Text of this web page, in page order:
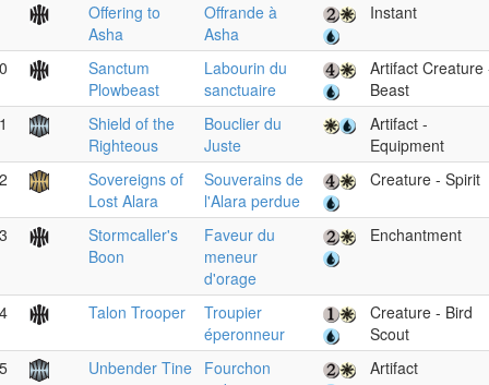
Offering to
Asha
Offrande à
Asha
Instant
Sanctum
Plowbeast
Labourin du
sanctuaire
Artifact Creature
Beast
Shield of the
Righteous
Bouclier du
Juste
Artifact -
Equipment
Sovereigns of
Lost Alara
Souverains de
l'Alara perdue
Creature - Spirit
Stormcaller's
Boon
Faveur du
meneur
d'orage
Enchantment
Talon Trooper
Troupier
éperonneur
Creature - Bird
Scout
Unbender Tine Fourchon
Artifact